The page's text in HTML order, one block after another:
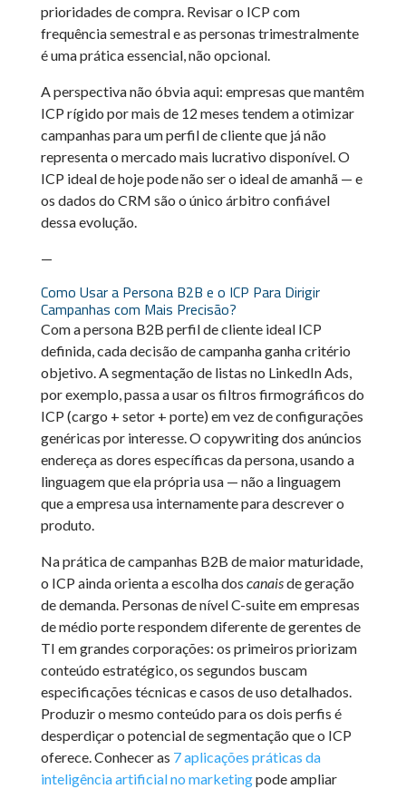
prioridades de compra. Revisar o ICP com
frequência semestral e as personas trimestralmente
é uma prática essencial, não opcional.
A perspectiva não óbvia aqui: empresas que mantêm
ICP rígido por mais de 12 meses tendem a otimizar
campanhas para um perfil de cliente que já não
representa o mercado mais lucrativo disponível. O
ICP ideal de hoje pode não ser o ideal de amanhã — e
os dados do CRM são o único árbitro confiável
dessa evolução.
—
Como Usar a Persona B2B e o ICP Para Dirigir
Campanhas com Mais Precisão?
Com a persona B2B perfil de cliente ideal ICP
definida, cada decisão de campanha ganha critério
objetivo. A segmentação de listas no LinkedIn Ads,
por exemplo, passa a usar os filtros firmográficos do
ICP (cargo + setor + porte) em vez de configurações
genéricas por interesse. O copywriting dos anúncios
endereça as dores específicas da persona, usando a
linguagem que ela própria usa — não a linguagem
que a empresa usa internamente para descrever o
produto.
Na prática de campanhas B2B de maior maturidade,
o ICP ainda orienta a escolha dos canaisde geração
de demanda. Personas de nível C-suite em empresas
de médio porte respondem diferente de gerentes de
TI em grandes corporações: os primeiros priorizam
conteúdo estratégico, os segundos buscam
especificações técnicas e casos de uso detalhados.
Produzir o mesmo conteúdo para os dois perfis é
desperdiçar o potencial de segmentação que o ICP
oferece. Conhecer as 7 aplicações práticas da
inteligência artificial no marketingpode ampliar